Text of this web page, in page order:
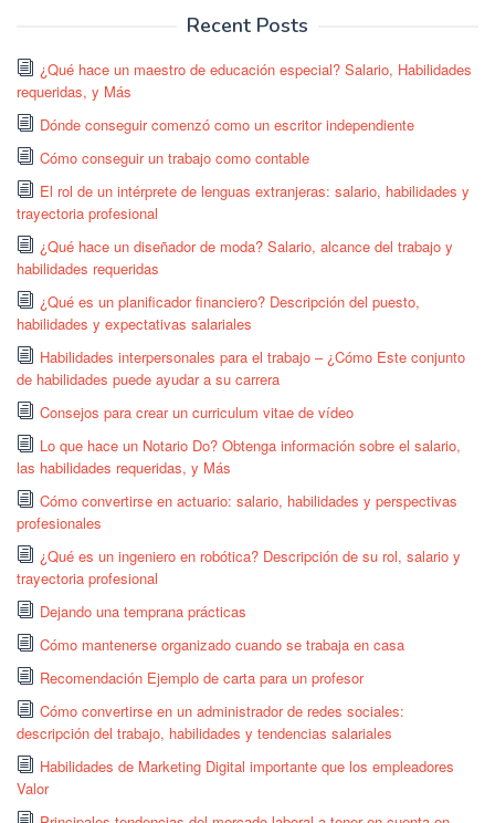
Recent Posts
¿Qué hace un maestro de educación especial? Salario, Habilidades
requeridas, y Más
Dónde conseguir comenzó como un escritor independiente
Cómo conseguir un trabajo como contable
El rol de un intérprete de lenguas extranjeras: salario, habilidades y
trayectoria profesional
¿Qué hace un diseñador de moda? Salario, alcance del trabajo y
habilidades requeridas
¿Qué es un planificador financiero? Descripción del puesto,
habilidades y expectativas salariales
Habilidades interpersonales para el trabajo – ¿Cómo Este conjunto
de habilidades puede ayudar a su carrera
Consejos para crear un curriculum vitae de vídeo
Lo que hace un Notario Do? Obtenga información sobre el salario,
las habilidades requeridas, y Más
Cómo convertirse en actuario: salario, habilidades y perspectivas
profesionales
¿Qué es un ingeniero en robótica? Descripción de su rol, salario y
trayectoria profesional
Dejando una temprana prácticas
Cómo mantenerse organizado cuando se trabaja en casa
Recomendación Ejemplo de carta para un profesor
Cómo convertirse en un administrador de redes sociales:
descripción del trabajo, habilidades y tendencias salariales
Habilidades de Marketing Digital importante que los empleadores
Valor